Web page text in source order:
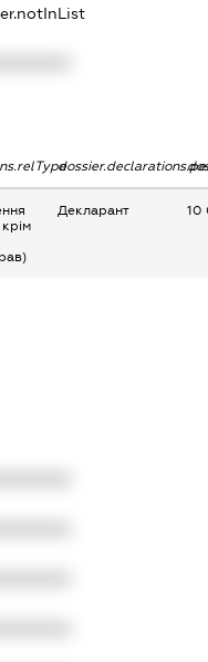
Декларант 10